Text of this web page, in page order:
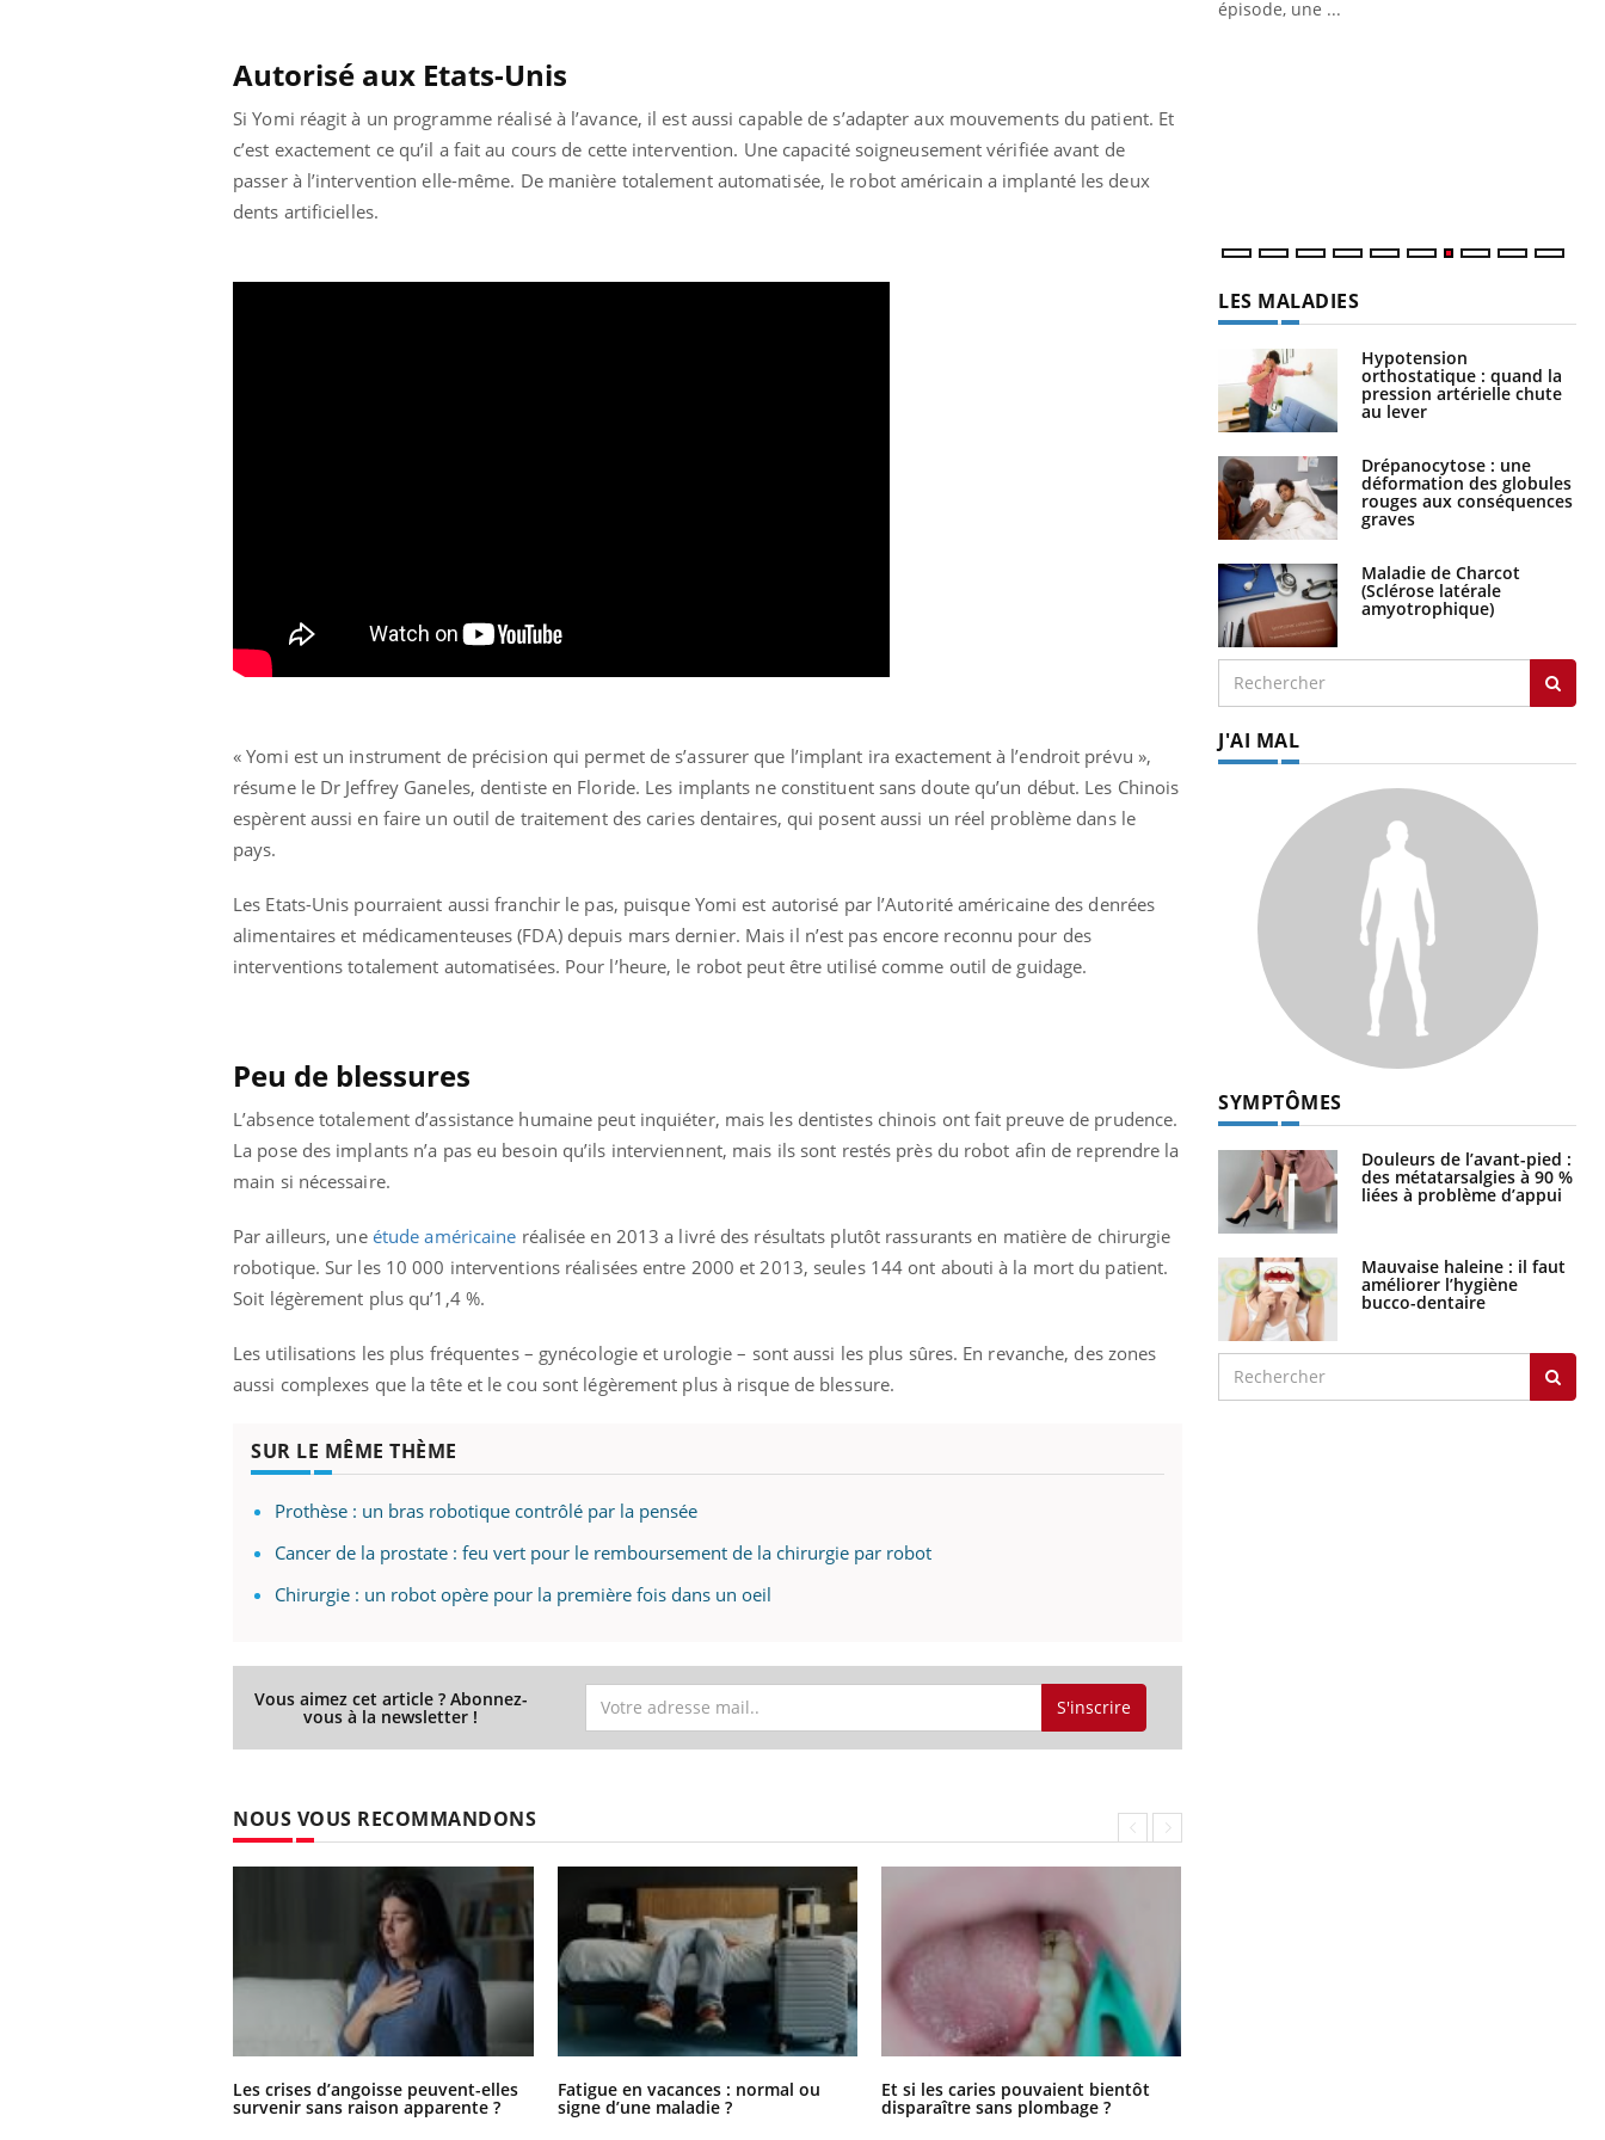
Autorisé aux Etats-Unis
Si Yomi réagit à un programme réalisé à l’avance, il est aussi capable de s’adapter aux mouvements du patient. Et
c’est exactement ce qu’il a fait au cours de cette intervention. Une capacité soigneusement vérifiée avant de
passer à l’intervention elle-même. De manière totalement automatisée, le robot américain a implanté les deux
dents artificielles.
« Yomi est un instrument de précision qui permet de s’assurer que l’implant ira exactement à l’endroit prévu »,
résume le Dr Jeffrey Ganeles, dentiste en Floride. Les implants ne constituent sans doute qu’un début. Les Chinois
espèrent aussi en faire un outil de traitement des caries dentaires, qui posent aussi un réel problème dans le
pays.
Les Etats-Unis pourraient aussi franchir le pas, puisque Yomi est autorisé par l’Autorité américaine des denrées
alimentaires et médicamenteuses (FDA) depuis mars dernier. Mais il n’est pas encore reconnu pour des
interventions totalement automatisées. Pour l’heure, le robot peut être utilisé comme outil de guidage.
Peu de blessures
L’absence totalement d’assistance humaine peut inquiéter, mais les dentistes chinois ont fait preuve de prudence.
La pose des implants n’a pas eu besoin qu’ils interviennent, mais ils sont restés près du robot afin de reprendre la
main si nécessaire.
Par ailleurs, une étude américaine réalisée en 2013 a livré des résultats plutôt rassurants en matière de chirurgie
robotique. Sur les 10 000 interventions réalisées entre 2000 et 2013, seules 144 ont abouti à la mort du patient.
Soit légèrement plus qu’1,4 %.
Les utilisations les plus fréquentes – gynécologie et urologie – sont aussi les plus sûres. En revanche, des zones
aussi complexes que la tête et le cou sont légèrement plus à risque de blessure.
SUR LE MÊME THÈME
Prothèse : un bras robotique contrôlé par la pensée
Cancer de la prostate : feu vert pour le remboursement de la chirurgie par robot
Chirurgie : un robot opère pour la première fois dans un oeil
Vous aimez cet article ? Abonnez-
vous à la newsletter ! S'inscrire
NOUS VOUS RECOMMANDONS
Les crises d’angoisse peuvent-elles
survenir sans raison apparente ?
Fatigue en vacances : normal ou
signe d’une maladie ?
Et si les caries pouvaient bientôt
disparaître sans plombage ?
épisode, une ...
LES MALADIES
Hypotension
orthostatique : quand la
pression artérielle chute
au lever
Drépanocytose : une
déformation des globules
rouges aux conséquences
graves
Maladie de Charcot
(Sclérose latérale
amyotrophique)
J'AI MAL
SYMPTÔMES
Douleurs de l’avant-pied :
des métatarsalgies à 90 %
liées à problème d’appui
Mauvaise haleine : il faut
améliorer l’hygiène
bucco-dentaire